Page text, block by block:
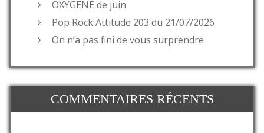
OXYGENE de juin
Pop Rock Attitude 203 du 21/07/2026
On n’a pas fini de vous surprendre
COMMENTAIRES RÉCENTS